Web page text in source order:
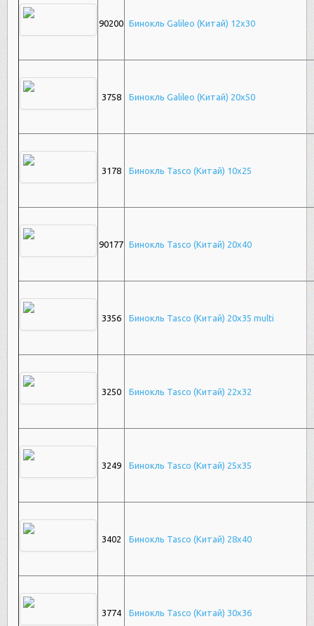
90200 Бинокль Galileo (Китай) 12х30
3758 Бинокль Galileo (Китай) 20х50
3178 Бинокль Tasco (Китай) 10х25
90177 Бинокль Tasco (Китай) 20x40
3356 Бинокль Tasco (Китай) 20х35 multi
3250 Бинокль Tasco (Китай) 22х32
3249 Бинокль Tasco (Китай) 25х35
3402 Бинокль Tasco (Китай) 28х40
3774 Бинокль Tasco (Китай) 30х36